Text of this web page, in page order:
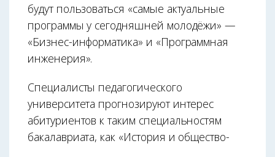
будут пользоваться «самые актуальные
программы у сегодняшней молодёжи» —
«Бизнес-информатика» и «Программная
инженерия».
Специалисты педагогического
университета прогнозируют интерес
абитуриентов к таким специальностям
бакалавриата, как «История и общество-